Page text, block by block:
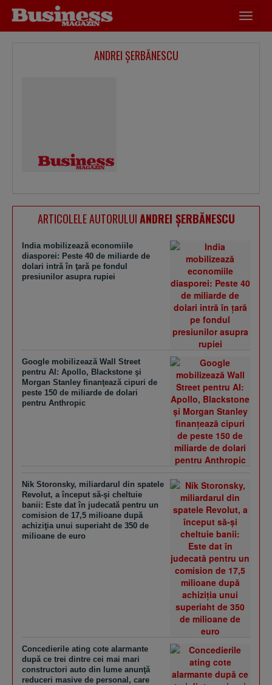
meniu
ANDREI ŞERBĂNESCU
ARTICOLELE AUTORULUIANDREI ŞERBĂNESCU
India mobilizează economiile
diasporei: Peste 40 de miliarde de
dolari intră în ţară pe fondul
presiunilor asupra rupiei
Google mobilizează Wall Street
pentru AI: Apollo, Blackstone şi
Morgan Stanley finanţează cipuri de
peste 150 de miliarde de dolari
pentru Anthropic
Nik Storonsky, miliardarul din spatele
Revolut, a început să-şi cheltuie
banii: Este dat în judecată pentru un
comision de 17,5 milioane după
achiziţia unui superiaht de 350 de
milioane de euro
Concedierile ating cote alarmante
după ce trei dintre cei mai mari
constructori auto din lume anunţă
reduceri masive de personal, care